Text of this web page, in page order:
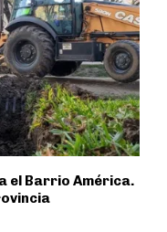
el Barrio América.